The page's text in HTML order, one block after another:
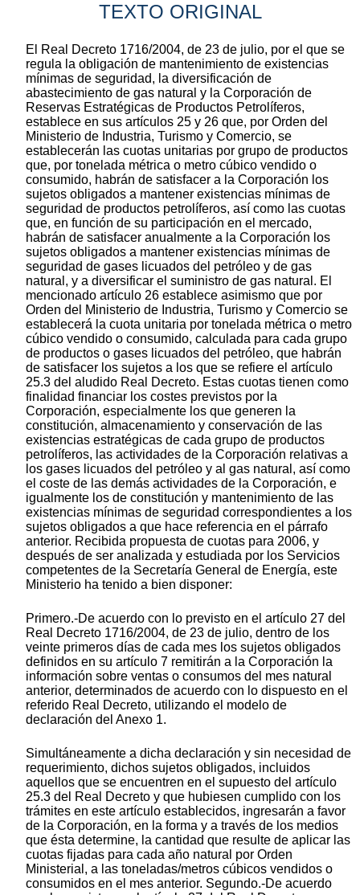
TEXTO ORIGINAL
El Real Decreto 1716/2004, de 23 de julio, por el que se
regula la obligación de mantenimiento de existencias
mínimas de seguridad, la diversificación de
abastecimiento de gas natural y la Corporación de
Reservas Estratégicas de Productos Petrolíferos,
establece en sus artículos 25 y 26 que, por Orden del
Ministerio de Industria, Turismo y Comercio, se
establecerán las cuotas unitarias por grupo de productos
que, por tonelada métrica o metro cúbico vendido o
consumido, habrán de satisfacer a la Corporación los
sujetos obligados a mantener existencias mínimas de
seguridad de productos petrolíferos, así como las cuotas
que, en función de su participación en el mercado,
habrán de satisfacer anualmente a la Corporación los
sujetos obligados a mantener existencias mínimas de
seguridad de gases licuados del petróleo y de gas
natural, y a diversificar el suministro de gas natural. El
mencionado artículo 26 establece asimismo que por
Orden del Ministerio de Industria, Turismo y Comercio se
establecerá la cuota unitaria por tonelada métrica o metro
cúbico vendido o consumido, calculada para cada grupo
de productos o gases licuados del petróleo, que habrán
de satisfacer los sujetos a los que se refiere el artículo
25.3 del aludido Real Decreto. Estas cuotas tienen como
finalidad financiar los costes previstos por la
Corporación, especialmente los que generen la
constitución, almacenamiento y conservación de las
existencias estratégicas de cada grupo de productos
petrolíferos, las actividades de la Corporación relativas a
los gases licuados del petróleo y al gas natural, así como
el coste de las demás actividades de la Corporación, e
igualmente los de constitución y mantenimiento de las
existencias mínimas de seguridad correspondientes a los
sujetos obligados a que hace referencia en el párrafo
anterior. Recibida propuesta de cuotas para 2006, y
después de ser analizada y estudiada por los Servicios
competentes de la Secretaría General de Energía, este
Ministerio ha tenido a bien disponer:
Primero.-De acuerdo con lo previsto en el artículo 27 del
Real Decreto 1716/2004, de 23 de julio, dentro de los
veinte primeros días de cada mes los sujetos obligados
definidos en su artículo 7 remitirán a la Corporación la
información sobre ventas o consumos del mes natural
anterior, determinados de acuerdo con lo dispuesto en el
referido Real Decreto, utilizando el modelo de
declaración del Anexo 1.
Simultáneamente a dicha declaración y sin necesidad de
requerimiento, dichos sujetos obligados, incluidos
aquellos que se encuentren en el supuesto del artículo
25.3 del Real Decreto y que hubiesen cumplido con los
trámites en este artículo establecidos, ingresarán a favor
de la Corporación, en la forma y a través de los medios
que ésta determine, la cantidad que resulte de aplicar las
cuotas fijadas para cada año natural por Orden
Ministerial, a las toneladas/metros cúbicos vendidos o
consumidos en el mes anterior. Segundo.-De acuerdo